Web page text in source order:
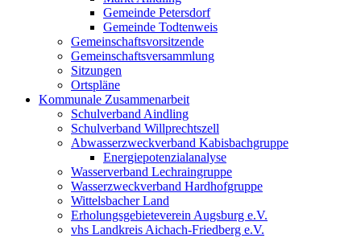
Gemeinde Petersdorf
Gemeinde Todtenweis
Gemeinschaftsvorsitzende
Gemeinschaftsversammlung
Sitzungen
Ortspläne
Kommunale Zusammenarbeit
Schulverband Aindling
Schulverband Willprechtszell
Abwasserzweckverband Kabisbachgruppe
Energiepotenzialanalyse
Wasserverband Lechraingruppe
Wasserzweckverband Hardhofgruppe
Wittelsbacher Land
Erholungsgebieteverein Augsburg e.V.
vhs Landkreis Aichach-Friedberg e.V.